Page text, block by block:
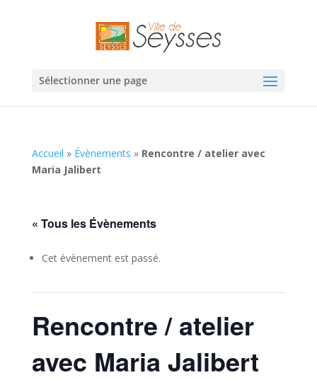
Sélectionner une page
Accueil » Évènements » Rencontre / atelier avec
Maria Jalibert
« Tous les Évènements
Cet évènement est passé.
Rencontre / atelier
avec Maria Jalibert